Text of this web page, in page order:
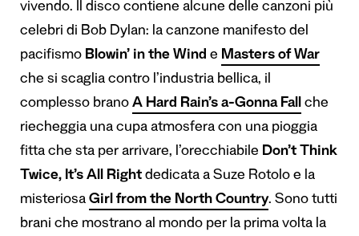
vivendo. Il disco contiene alcune delle canzoni più
celebri di Bob Dylan: la canzone manifesto del
pacifismo Blowin’ in the Wind e Masters of War
che si scaglia contro l’industria bellica, il
complesso brano A Hard Rain’s a-Gonna Fall che
riecheggia una cupa atmosfera con una pioggia
fitta che sta per arrivare, l’orecchiabile Don’t Think
Twice, It’s All Right dedicata a Suze Rotolo e la
misteriosa Girl from the North Country. Sono tutti
brani che mostrano al mondo per la prima volta la